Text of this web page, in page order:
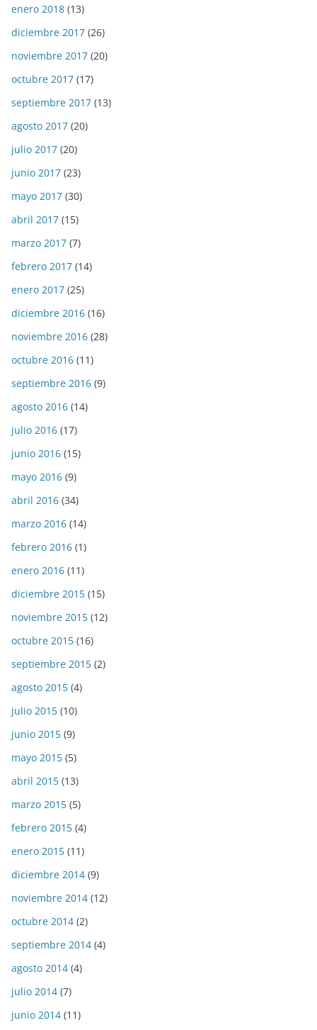
enero 2018 (13)
diciembre 2017 (26)
noviembre 2017 (20)
octubre 2017 (17)
septiembre 2017 (13)
agosto 2017 (20)
julio 2017 (20)
junio 2017 (23)
mayo 2017 (30)
abril 2017 (15)
marzo 2017 (7)
febrero 2017 (14)
enero 2017 (25)
diciembre 2016 (16)
noviembre 2016 (28)
octubre 2016 (11)
septiembre 2016 (9)
agosto 2016 (14)
julio 2016 (17)
junio 2016 (15)
mayo 2016 (9)
abril 2016 (34)
marzo 2016 (14)
febrero 2016 (1)
enero 2016 (11)
diciembre 2015 (15)
noviembre 2015 (12)
octubre 2015 (16)
septiembre 2015 (2)
agosto 2015 (4)
julio 2015 (10)
junio 2015 (9)
mayo 2015 (5)
abril 2015 (13)
marzo 2015 (5)
febrero 2015 (4)
enero 2015 (11)
diciembre 2014 (9)
noviembre 2014 (12)
octubre 2014 (2)
septiembre 2014 (4)
agosto 2014 (4)
julio 2014 (7)
junio 2014 (11)